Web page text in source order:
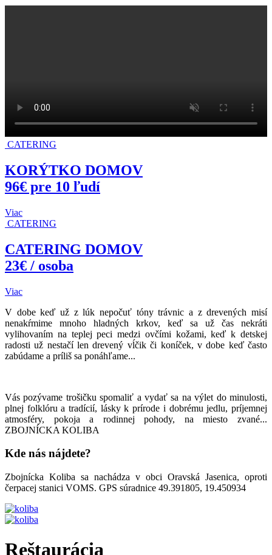
CATERING
KORÝTKO DOMOV
96€ pre 10 ľudí
Viac
CATERING
CATERING DOMOV
23€ / osoba
Viac
V dobe keď už z lúk nepočuť tóny trávnic a z drevených misí
nenakŕmime mnoho hladných krkov, keď sa už čas nekráti
vylihovaním na teplej peci medzi ovčími kožami, keď k detskej
radosti už nestačí len drevený vĺčik či koníček, v dobe keď často
zabúdame a príliš sa ponáhľame...
Vás pozývame trošičku spomaliť a vydať sa na výlet do minulosti,
plnej folklóru a tradícií, lásky k prírode i dobrému jedlu, príjemnej
atmosféry, pokoja a rodinnej pohody, na miesto zvané...
ZBOJNÍCKA KOLIBA
Kde nás nájdete?
Zbojnícka Koliba sa nachádza v obci Oravská Jasenica, oproti
čerpacej stanici VOMS. GPS súradnice 49.391805, 19.450934
Reštaurácia